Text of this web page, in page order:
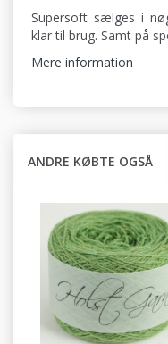
Supersoft sælges i
klar til brug. Samt på
Mere information
ANDRE KØBTE OGSÅ